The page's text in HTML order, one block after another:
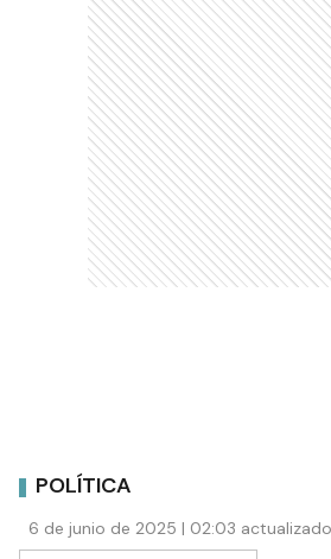
POLÍTICA
6 de junio de 2025 | 02:03